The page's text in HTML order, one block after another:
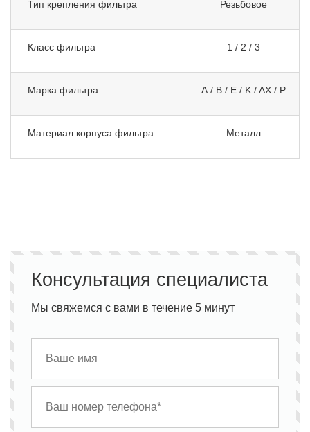
Тип крепления фильтра Резьбовое
Класс фильтра 1 / 2 / 3
Марка фильтра A / B / E / K / AX / P
Материал корпуса фильтра Металл
Консультация специалиста
Мы свяжемся с вами в течение 5 минут